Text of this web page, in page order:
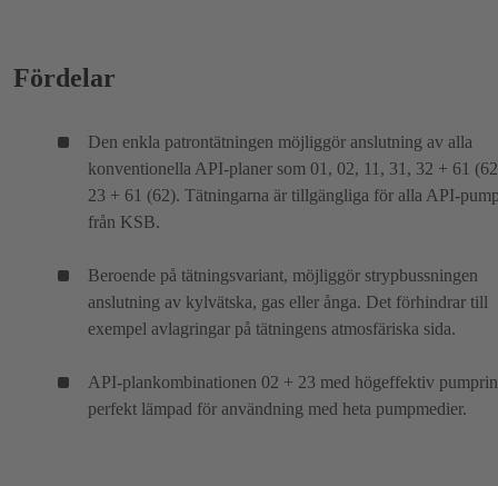
Fördelar
Den enkla patrontätningen möjliggör anslutning av alla
konventionella API-planer som 01, 02, 11, 31, 32 + 61
23 + 61 (62). Tätningarna är tillgängliga för alla API-
från KSB.
Beroende på tätningsvariant, möjliggör strypbussningen
anslutning av kylvätska, gas eller ånga. Det förhindrar till
exempel avlagringar på tätningens atmosfäriska sida.
API-plankombinationen 02 + 23 med högeffektiv
perfekt lämpad för användning med heta pumpmedier.